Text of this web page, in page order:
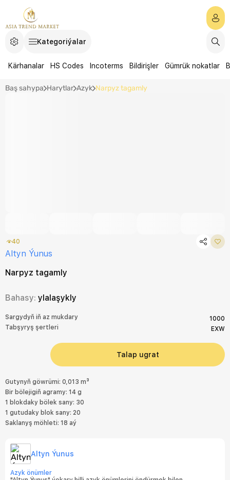
Kärhanalar HS Codes Incoterms Bildirişler Gümrük nokatlar
Kategoriýalar
Baş sahypa Harytlar Azyk Narpyz tagamly
Altyn Ýunus
40
Narpyz tagamly
Bahasy: ylalaşykly
Sargydyň iň az mukdary
1000
Tabşyryş şertleri
EXW
Talap ugrat
Gutynyň göwrümi: 0,013 m³
Bir bölejigiň agramy: 14 g
1 blokdaky bölek sany: 30
1 gutudaky blok sany: 20
Saklanyş möhleti: 18 aý
Altyn Ýunus
Azyk önümler